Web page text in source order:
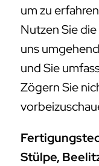
um zu
Nutzen Sie
uns
und Sie
Zögern Sie
Stülpe,